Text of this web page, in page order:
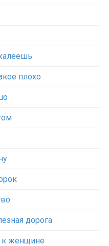
плохо
дорога
к женщине